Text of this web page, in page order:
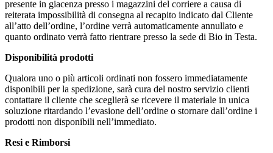
presente in giacenza presso i magazzini del corriere a causa di
reiterata impossibilità di consegna al recapito indicato dal Cliente
all’atto dell’ordine, l’ordine verrà automaticamente annullato e
quanto ordinato verrà fatto rientrare presso la sede di Bio in Testa.
Disponibilità prodotti
Qualora uno o più articoli ordinati non fossero immediatamente
disponibili per la spedizione, sarà cura del nostro servizio clienti
contattare il cliente che sceglierà se ricevere il materiale in unica
soluzione ritardando l’evasione dell’ordine o stornare dall’ordine i
prodotti non disponibili nell’immediato.
Resi e Rimborsi